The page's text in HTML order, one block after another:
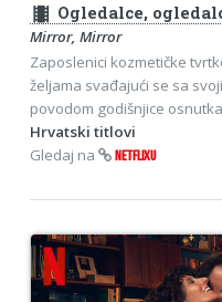
theaters Ogledalce,
Mirror, Mirror
Zaposlenici kozmetičke
željama svađajući se sa
povodom godišnjice
Hrvatski titlovi
Gledaj na
NETFLIXU